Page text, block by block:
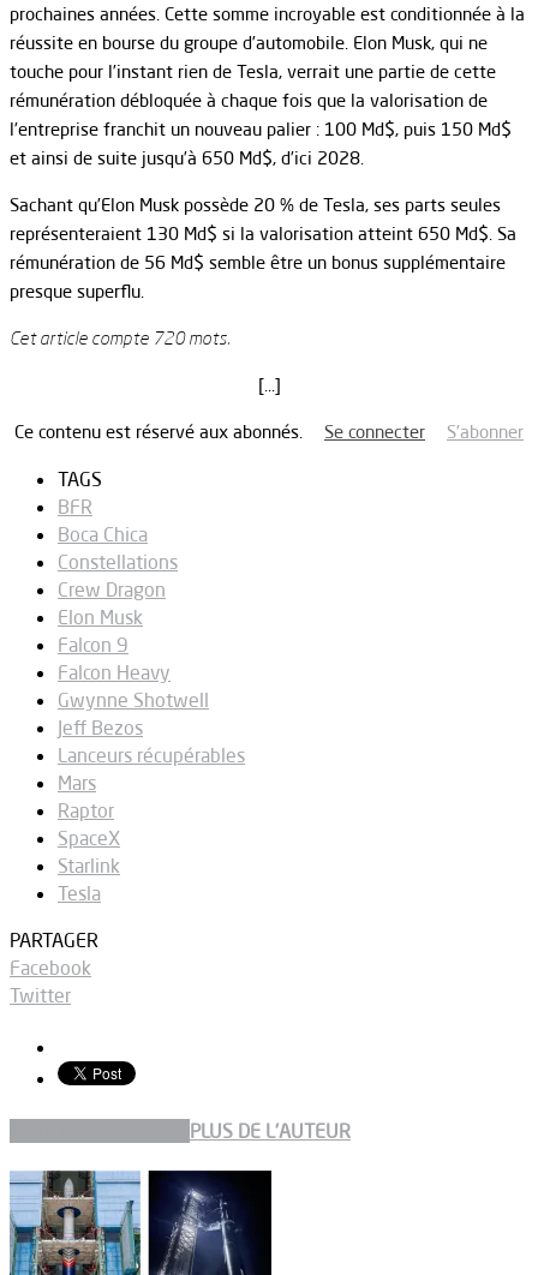
prochaines années. Cette somme incroyable est conditionnée à la
réussite en bourse du groupe d’automobile. Elon Musk, qui ne
touche pour l’instant rien de Tesla, verrait une partie de cette
rémunération débloquée à chaque fois que la valorisation de
l’entreprise franchit un nouveau palier : 100 Md$, puis 150 Md$
et ainsi de suite jusqu’à 650 Md$, d’ici 2028.
Sachant qu’Elon Musk possède 20 % de Tesla, ses parts seules
représenteraient 130 Md$ si la valorisation atteint 650 Md$. Sa
rémunération de 56 Md$ semble être un bonus supplémentaire
presque superflu.
Cet article compte 720 mots.
[…]
Ce contenu est réservé aux abonnés. Se connecter S’abonner
TAGS
BFR
Boca Chica
Constellations
Crew Dragon
Elon Musk
Falcon 9
Falcon Heavy
Gwynne Shotwell
Jeff Bezos
Lanceurs récupérables
Mars
Raptor
SpaceX
Starlink
Tesla
PARTAGER
Facebook
Twitter
PLUS DE L'AUTEUR